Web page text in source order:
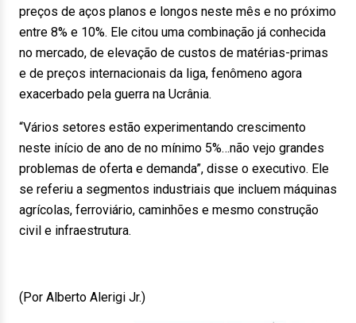
preços de aços planos e longos neste mês e no próximo
entre 8% e 10%. Ele citou uma combinação já conhecida
no mercado, de elevação de custos de matérias-primas
e de preços internacionais da liga, fenômeno agora
exacerbado pela guerra na Ucrânia.
“Vários setores estão experimentando crescimento
neste início de ano de no mínimo 5%…não vejo grandes
problemas de oferta e demanda”, disse o executivo. Ele
se referiu a segmentos industriais que incluem máquinas
agrícolas, ferroviário, caminhões e mesmo construção
civil e infraestrutura.
(Por Alberto Alerigi Jr.)